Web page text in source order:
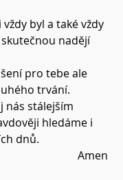
byl a také vždy
nadějí
pro tebe ale
trvání.
nás stálejším
hledáme i
dnů.
Amen